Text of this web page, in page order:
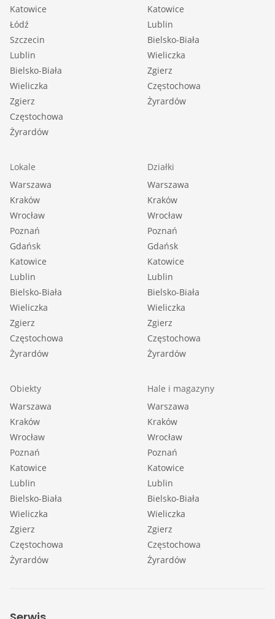
Katowice
Łódź
Szczecin
Lublin
Bielsko-Biała
Wieliczka
Zgierz
Częstochowa
Żyrardów
Katowice
Lublin
Bielsko-Biała
Wieliczka
Zgierz
Częstochowa
Żyrardów
Lokale
Warszawa
Kraków
Wrocław
Poznań
Gdańsk
Katowice
Lublin
Bielsko-Biała
Wieliczka
Zgierz
Częstochowa
Żyrardów
Działki
Warszawa
Kraków
Wrocław
Poznań
Gdańsk
Katowice
Lublin
Bielsko-Biała
Wieliczka
Zgierz
Częstochowa
Żyrardów
Obiekty
Warszawa
Kraków
Wrocław
Poznań
Katowice
Lublin
Bielsko-Biała
Wieliczka
Zgierz
Częstochowa
Żyrardów
Hale i magazyny
Warszawa
Kraków
Wrocław
Poznań
Katowice
Lublin
Bielsko-Biała
Wieliczka
Zgierz
Częstochowa
Żyrardów